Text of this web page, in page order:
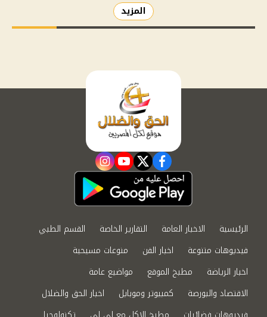
المزيد
facebook
twitter
youtube
instagram
الرئيسية الاخبار العامة التقارير الخاصة
القسم الطبي
فيديوهات متنوعة
اخبار الفن
منوعات مسيحية
اخبار الرياضة
مطبخ الموقع
مواضيع عامة
الاقتصاد والبورصة
كمبيوتر وموبايل
اخبار الحق والضلال